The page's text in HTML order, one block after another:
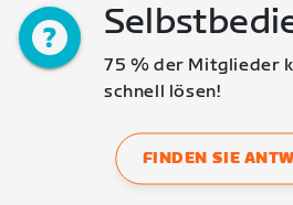
75 % der Mitglieder
schnell lösen!
FINDEN SIE